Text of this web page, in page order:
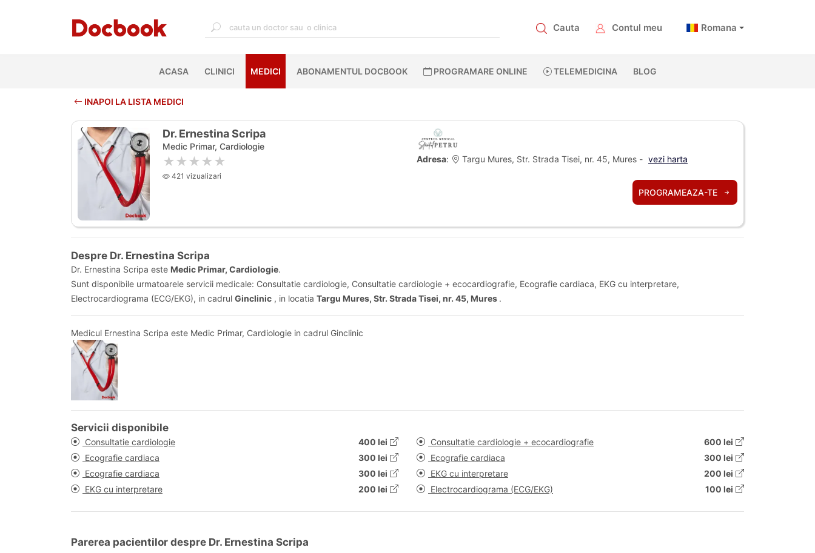
Cauta Contul meu Romana
ACASA(CURRENT)
CLINICI MEDICI ABONAMENTUL DOCBOOK PROGRAMARE ONLINE TELEMEDICINA BLOG
INAPOI LA LISTA MEDICI
Dr. Ernestina Scripa
Medic Primar, Cardiologie
★★★★★
421 vizualizari
Adresa: Targu Mures, Str. Strada Tisei, nr. 45, Mures - vezi harta
PROGRAMEAZA-TE
Despre Dr. Ernestina Scripa
Dr. Ernestina Scripa este Medic Primar, Cardiologie.
Sunt disponibile urmatoarele servicii medicale: Consultatie cardiologie, Consultatie cardiologie + ecocardiografie, Ecografie cardiaca, EKG cu interpretare,
Electrocardiograma (ECG/EKG), in cadrul Ginclinic , in locatia Targu Mures, Str. Strada Tisei, nr. 45, Mures .
Medicul Ernestina Scripa este Medic Primar, Cardiologie in cadrul Ginclinic
Servicii disponibile
Consultatie cardiologie 400 lei Consultatie cardiologie + ecocardiografie
600 lei
Ecografie cardiaca
300 lei Ecografie cardiaca
300 lei
Ecografie cardiaca
300 lei EKG cu interpretare
200 lei
EKG cu interpretare
200 lei Electrocardiograma (ECG/EKG) 100 lei
Parerea pacientilor despre Dr. Ernestina Scripa